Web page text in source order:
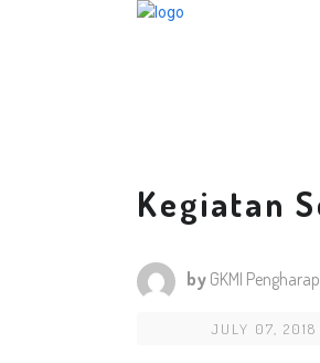
Kegiatan
by GKMI
JULY 07, 2018